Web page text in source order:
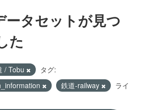
ータセットが見つ
た
/ Tobu
タグ:
鉄道-railway
ライ